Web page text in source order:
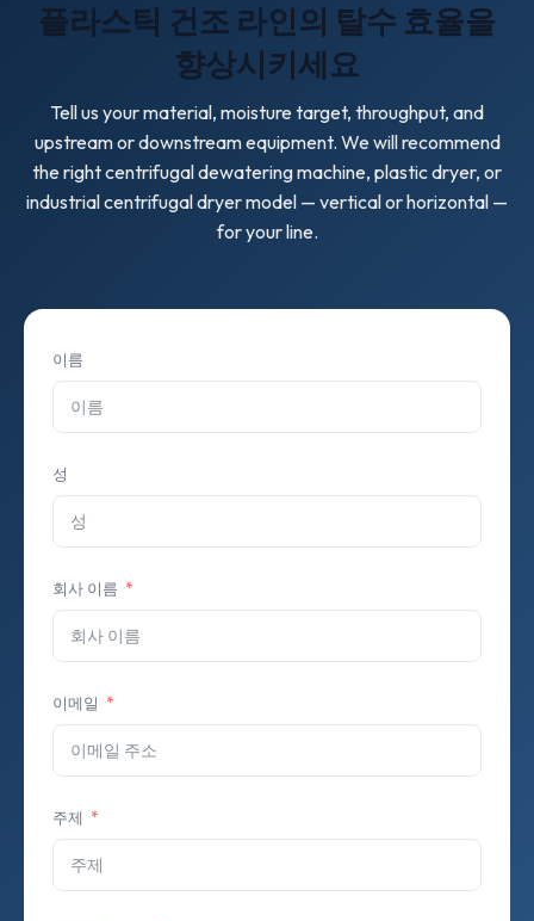
specification, material of construction (carbon steel vs
SS304), and optional features such as automatic discharge
control or integrated dust hood. Request a quote with your
throughput and material type for an accurate figure.
플라스틱 건조 라인의 탈수 효율을
향상시키세요
Tell us your material, moisture target, throughput, and
upstream or downstream equipment. We will recommend
the right centrifugal dewatering machine, plastic dryer, or
industrial centrifugal dryer model — vertical or horizontal —
for your line.
이름
성
회사 이름
이메일
주제